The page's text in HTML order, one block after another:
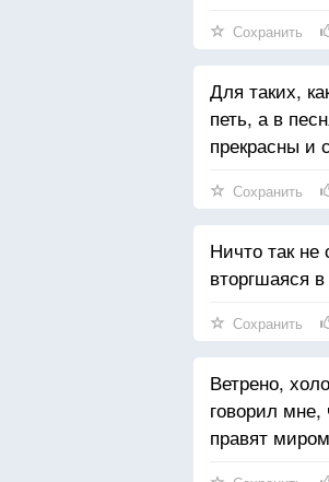
Сохранить
Для таких,
петь, а в
прекрасны и
Сохранить
Ничто так не
вторгшаяся
Сохранить
Ветрено,
говорил
правят